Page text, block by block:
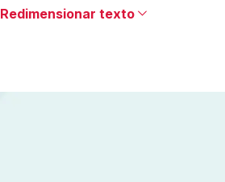
Redimensionar texto
Grande